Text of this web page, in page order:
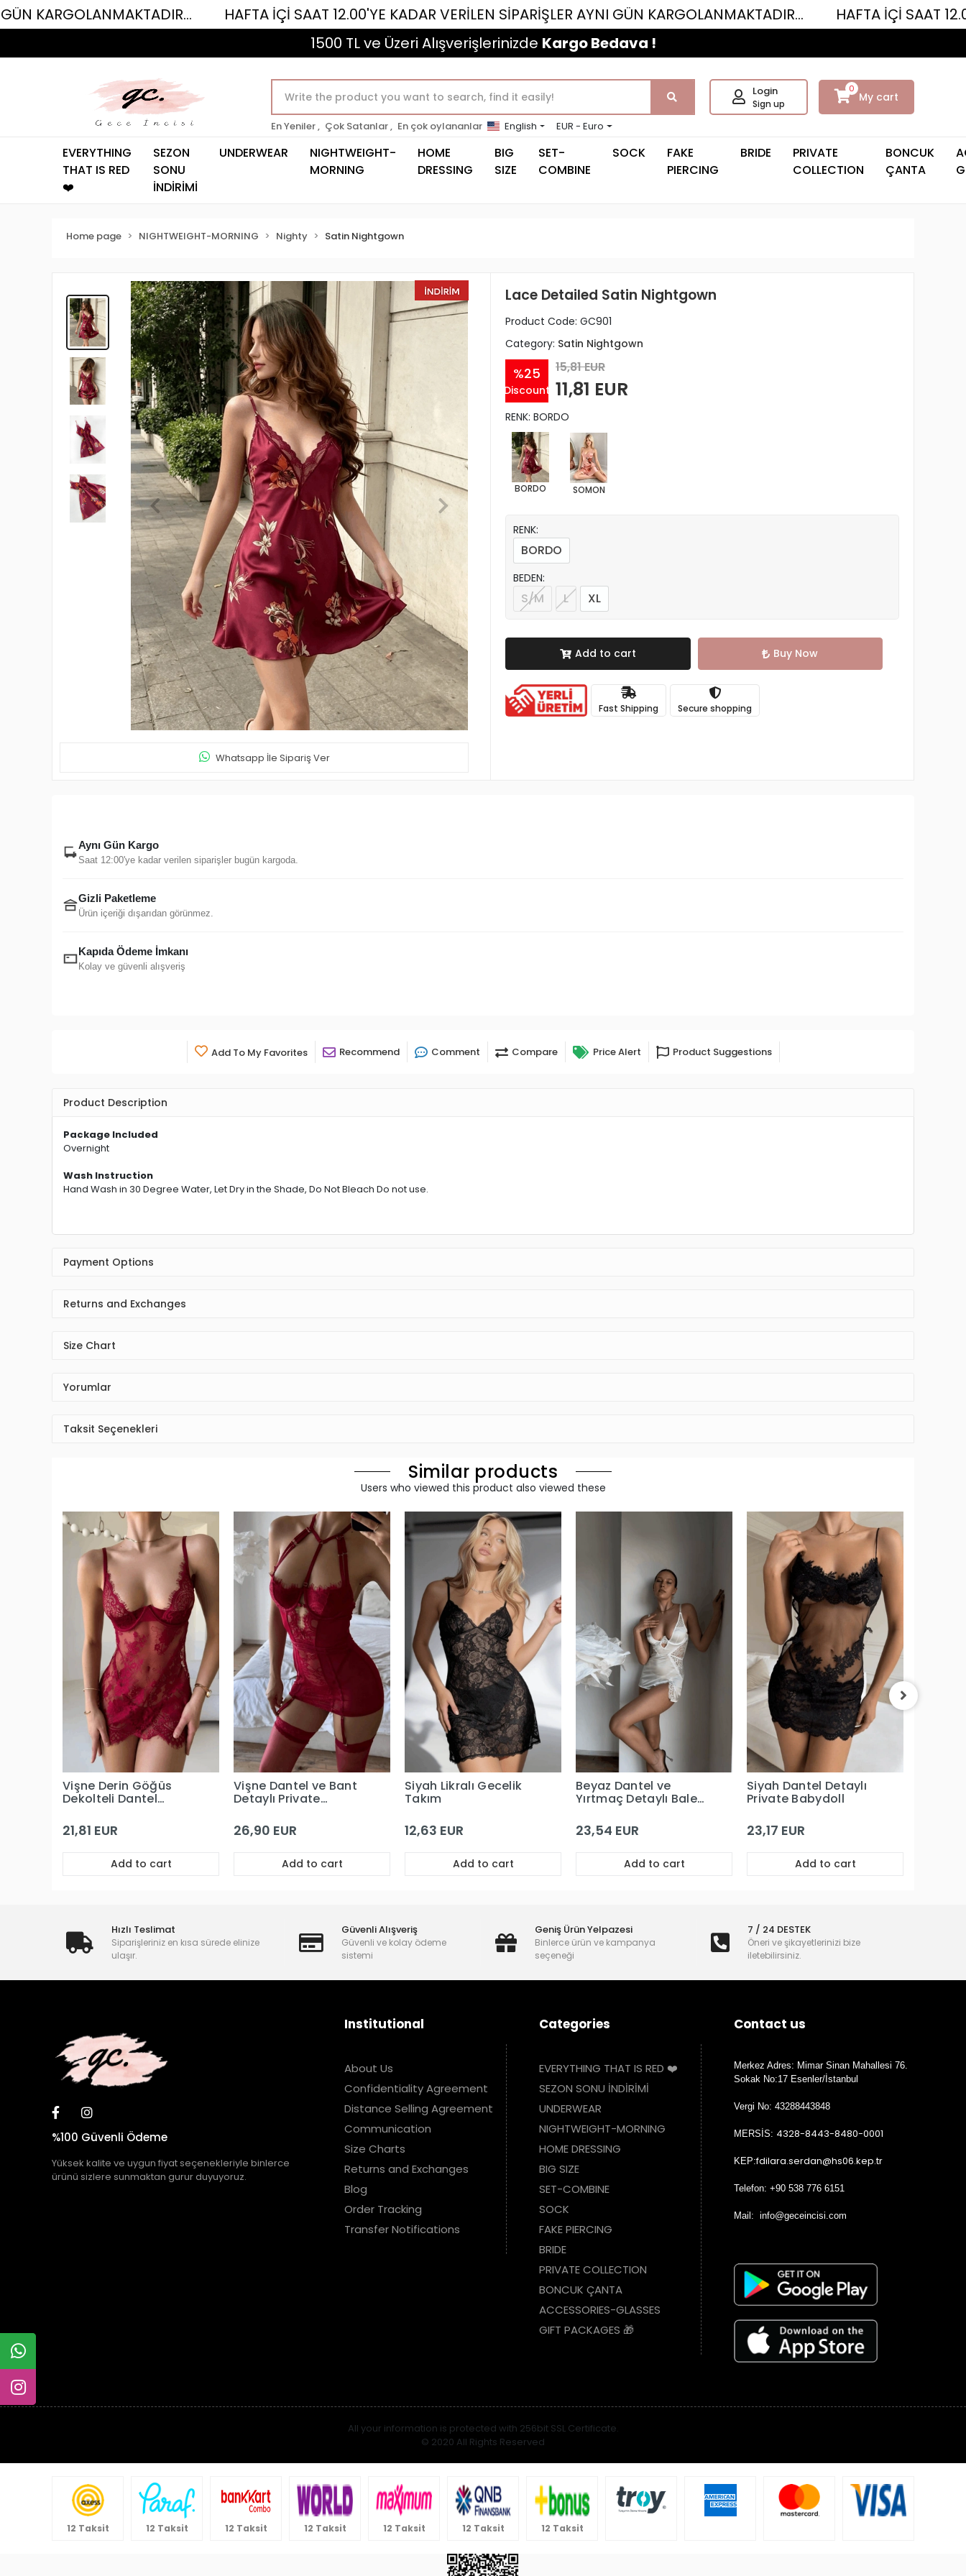
HAFTA İÇİ SAAT 12.00'YE KADAR VERİLEN SİPARİŞLER AYNI GÜN KARGOLANMAKTADIR...
HAFTA İÇİ SAAT 12.00'YE
1500 TL ve Üzeri Alışverişlerinizde Kargo Bedava !
En Yeniler , Çok Satanlar , En çok oylananlar English EUR - Euro
Login
Sign up
0
My cart
EVERYTHING
THAT IS RED
❤️
SEZON
SONU
İNDİRİMİ
UNDERWEAR
NIGHTWEIGHT-
MORNING
HOME
DRESSING
BIG
SIZE
SET-
COMBINE
SOCK
FAKE
PIERCING
BRIDE
PRIVATE
COLLECTION
BONCUK
ÇANTA
Home page NIGHTWEIGHT-MORNING Nighty Satin Nightgown
Whatsapp İle Sipariş Ver
Lace Detailed Satin Nightgown
Product Code: GC901
Category: Satin Nightgown
%25
Discount
15,81 EUR
11,81 EUR
RENK: BORDO
BORDO SOMON
RENK:
BORDO
BEDEN:
S/M L XL
Add to cart Buy Now
Fast Shipping Secure shopping
Aynı Gün Kargo
Saat 12:00'ye kadar verilen siparişler bugün kargoda.
Gizli Paketleme
Ürün içeriği dışarıdan görünmez.
Kapıda Ödeme İmkanı
Kolay ve güvenli alışveriş
Add To My Favorites Recommend Comment Compare Price Alert Product Suggestions
Product Description
Package Included
Overnight
Wash Instruction
Hand Wash in 30 Degree Water, Let Dry in the Shade, Do Not Bleach Do not use.
Payment Options
Returns and Exchanges
Size Chart
Yorumlar
Taksit Seçenekleri
Similar products
Users who viewed this product also viewed these
Vişne Derin Göğüs
Dekolteli Dantel
21,81 EUR
Add to cart
Vişne Dantel ve Bant
Detaylı Private
26,90 EUR
Add to cart
Siyah Likralı Gecelik
Takım
12,63 EUR
Add to cart
Beyaz Dantel ve
Yırtmaç Detaylı Balenli
Babydoll
23,54 EUR
Add to cart
Siyah Dantel Detaylı
Private Babydoll
23,17 EUR
Add to cart
Hızlı Teslimat
Siparişleriniz en kısa sürede elinize
ulaşır.
Güvenli Alışveriş
Güvenli ve kolay ödeme
sistemi
Geniş Ürün Yelpazesi
Binlerce ürün ve kampanya
seçeneği
7 / 24 DESTEK
Öneri ve şikayetlerinizi bize
iletebilirsiniz.
%100 Güvenli Ödeme
Yüksek kalite ve uygun fiyat seçenekleriyle binlerce
ürünü sizlere sunmaktan gurur duyuyoruz.
Institutional
About Us
Confidentiality Agreement
Distance Selling Agreement
Communication
Size Charts
Returns and Exchanges
Blog
Order Tracking
Transfer Notifications
Categories
EVERYTHING THAT IS RED ❤️
SEZON SONU İNDİRİMİ
UNDERWEAR
NIGHTWEIGHT-MORNING
HOME DRESSING
BIG SIZE
SET-COMBINE
SOCK
FAKE PIERCING
BRIDE
PRIVATE COLLECTION
BONCUK ÇANTA
ACCESSORIES-GLASSES
GIFT PACKAGES 🎁
Contact us
Merkez Adres: Mimar Sinan Mahallesi 76.
Sokak No:17 Esenler/İstanbul
Vergi No: 43288443848
MERSİS: 4328-8443-8480-0001
KEP:fdilara.serdan@hs06.kep.tr
Telefon: +90 538 776 6151
Mail: info@geceincisi.com
All your information is protected with 256bit SSL Certificate.
© 2020 All Rights Reserved
12 Taksit 12 Taksit 12 Taksit 12 Taksit 12 Taksit 12 Taksit 12 Taksit